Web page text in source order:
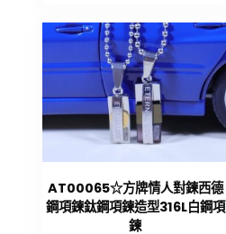
AT00065☆方牌情人對鍊西德
鋼項鍊鈦鋼項鍊造型316L白鋼項
鍊